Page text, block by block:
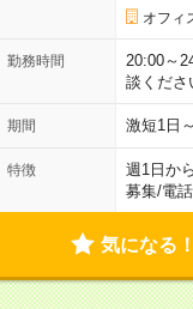
オフィ
勤務時間
20:00～
談くださ
期間 激短1日
特徴 週1日か
募集/電
気になる！